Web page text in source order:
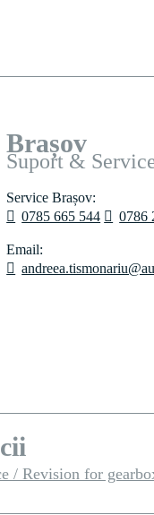
Brașov
Suport &
Service Brașov:
0785 665 544
0786
Email:
/ Revision for